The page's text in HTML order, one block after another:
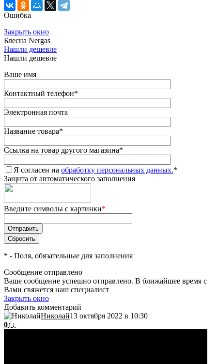
Ошибка
Закрыть окно
Блесна Nergas
Нашли дешевле
Нашли дешевле
Ваше имя
Контактный телефон*
Электронная почта
Название товара*
Ссылка на товар другого магазина*
Я согласен на обработку персональных данных.*
Защита от автоматического заполнения
Введите символы с картинки*
* - Поля, обязательные для заполнения
Сообщение отправлено
Ваше сообщение успешно отправлено. В ближайшее время с
Вами свяжется наш специалист
Закрыть окно
Добавить комментарий
Николай13 октября 2022 в 10:30
0↑ ↓